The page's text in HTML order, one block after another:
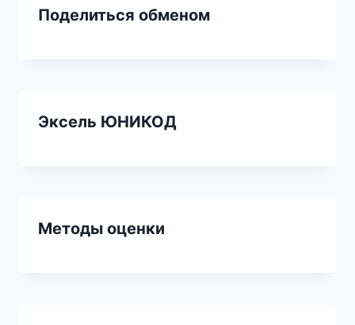
Поделиться обменом
Эксель ЮНИКОД
Методы оценки